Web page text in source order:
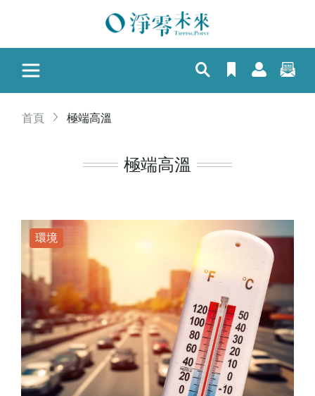
首頁 極端高溫
極端高溫
環境